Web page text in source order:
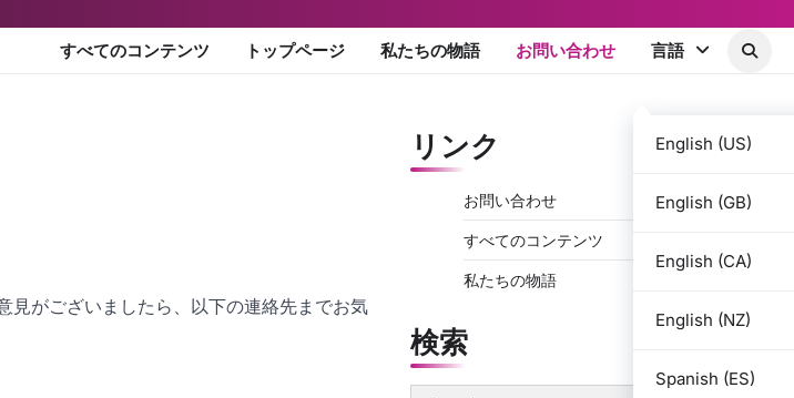
すべてのコンテンツ トップページ 私たちの物語 お問い合わせ 言語
English (US)
English (GB)
English (CA)
English (NZ)
Spanish (ES)
がございましたら、以下の連絡先までお気
リンク
お問い合わせ
すべてのコンテンツ
私たちの物語
検索